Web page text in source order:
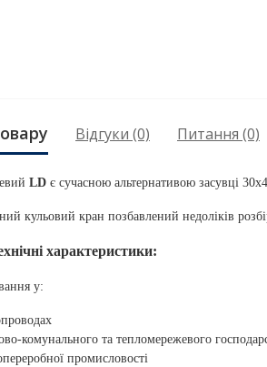
Відгуки (0) Питання (0)
LD є сучасною альтернативою засувці
кульовий кран позбавлений недоліків
характеристики:
у:
комунального та тепломережевого
промисловості